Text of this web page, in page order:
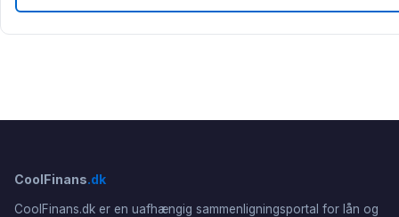
CoolFinans.dk
CoolFinans.dk er en uafhængig sammenligningsportal for lån og